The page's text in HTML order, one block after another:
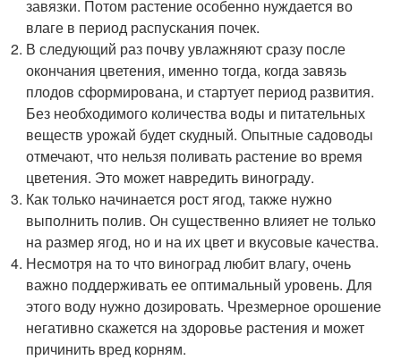
завязки. Потом растение особенно нуждается во
влаге в период распускания почек.
В следующий раз почву увлажняют сразу после
окончания цветения, именно тогда, когда завязь
плодов сформирована, и стартует период развития.
Без необходимого количества воды и питательных
веществ урожай будет скудный. Опытные садоводы
отмечают, что нельзя поливать растение во время
цветения. Это может навредить винограду.
Как только начинается рост ягод, также нужно
выполнить полив. Он существенно влияет не только
на размер ягод, но и на их цвет и вкусовые качества.
Несмотря на то что виноград любит влагу, очень
важно поддерживать ее оптимальный уровень. Для
этого воду нужно дозировать. Чрезмерное орошение
негативно скажется на здоровье растения и может
причинить вред корням.